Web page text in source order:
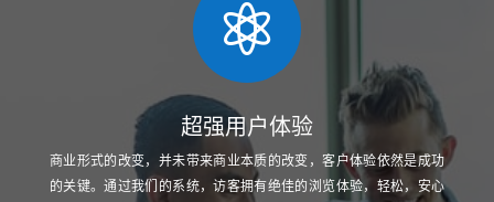

超强用户体验
商业形式的改变，并未带来商业本质的改变，客户体验依然是成功
的关键。通过我们的系统，访客拥有绝佳的浏览体验，轻松，安心